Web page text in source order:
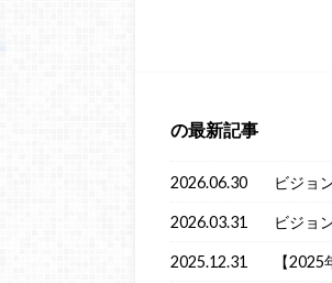
の最新記事
2026.06.30 ビジョ
2026.03.31 ビジョ
2025.12.31 【